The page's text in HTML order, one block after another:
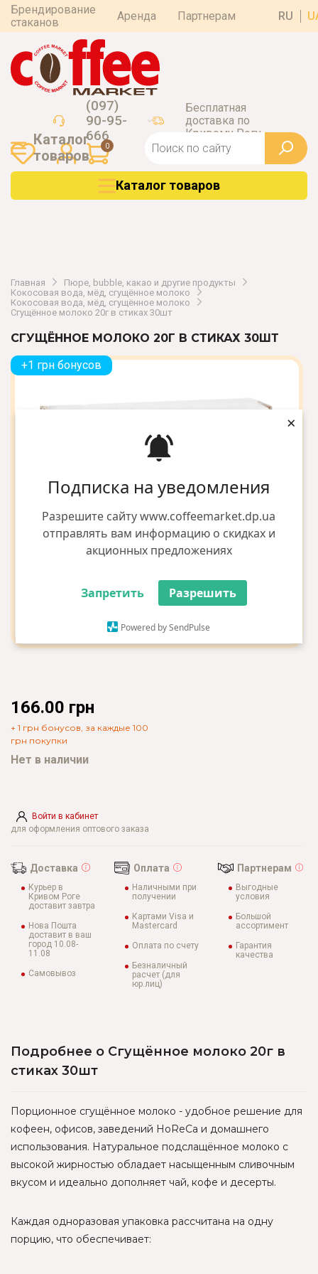
Подписка на уведомления
Разрешите сайту www.coffeemarket.dp.ua
отправлять вам информацию о скидках и
акционных предложениях
Запретить Разрешить
Powered by SendPulse
×
Брендирование
стаканов
Аренда Партнерам RU
(097)
90-95-
666
Бесплатная
доставка по
Кривому Рогу
0
Каталог
товаров
Каталог товаров
Главная
Пюре, bubble, какао и другие продукты
Кокосовая вода, мёд, сгущённое молоко
Кокосовая вода, мёд, сгущённое молоко
Сгущённое молоко 20г в стиках 30шт
СГУЩЁННОЕ МОЛОКО 20Г В СТИКАХ 30ШТ
+1 грн бонусов
166.00 грн
+ 1 грн бонусов, за каждые 100
грн покупки
Нет в наличии
Войти в кабинет
для оформления оптового заказа
Доставка
Курьер в
Кривом Роге
доставит завтра
Нова Пошта
доставит в ваш
город 10.08-
11.08
Самовывоз
Оплата
Наличными при
получении
Картами Visa и
Mastercard
Оплата по счету
Безналичный
расчет (для
юр.лиц)
Партнерам
Выгодные
условия
Большой
ассортимент
Гарантия
качества
Подробнее о Сгущённое молоко 20г в
стиках 30шт
Порционное сгущённое молоко - удобное решение для
кофеен, офисов, заведений HoReCa и домашнего
использования. Натуральное подслащённое молоко с
высокой жирностью обладает насыщенным сливочным
вкусом и идеально дополняет чай, кофе и десерты.
Каждая одноразовая упаковка рассчитана на одну
порцию, что обеспечивает: